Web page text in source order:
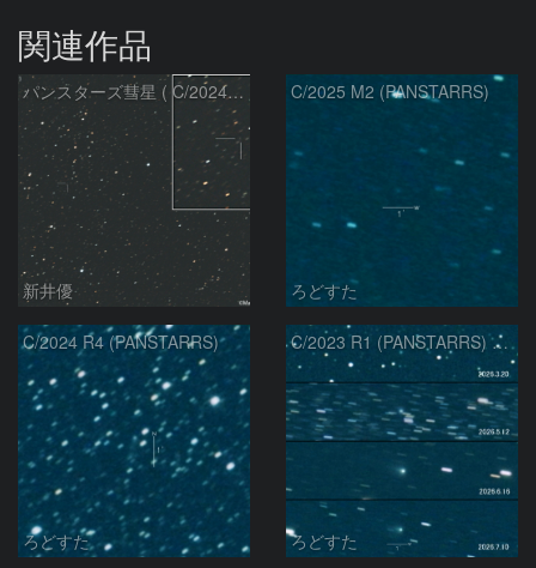
関連作品
パンスターズ彗星 ( C/2024R4 )：2026/07/27
新井優
C/2025 M2 (PANSTARRS)
ろどすた
C/2024 R4 (PANSTARRS)
ろどすた
C/2023 R1 (PANSTARRS) の変化
ろどすた